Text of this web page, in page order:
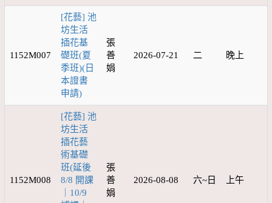
1152M007
[花藝] 池
坊生活
插花基
礎班(夏
季班)(日
本證書
申請)
張
善
娟
2026-07-21 二 晚上
1152M008
[花藝] 池
坊生活
插花藝
術基礎
班(延後
8/8 開課
｜10/9
張
善
娟
2026-08-08 六~日 上午